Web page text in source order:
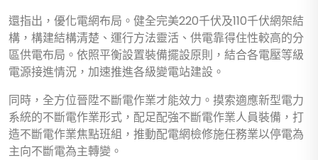
還指出，優化電網布局。健全完美220千伏及110千伏網架結
構，構建結構清楚、運行方法靈活、供電靠得住性較高的分
區供電布局。依照平衡設置裝備擺設原則，結合各電壓等級
電源接進情況，加速推進各級變電站建設。
同時，全方位晉陞不斷電作業才能效力。摸索適應新型電力
系統的不斷電作業形式，配足配強不斷電作業人員裝備，打
造不斷電作業焦點班組，推動配電網檢修施任務業以停電為
主向不斷電為主轉變。